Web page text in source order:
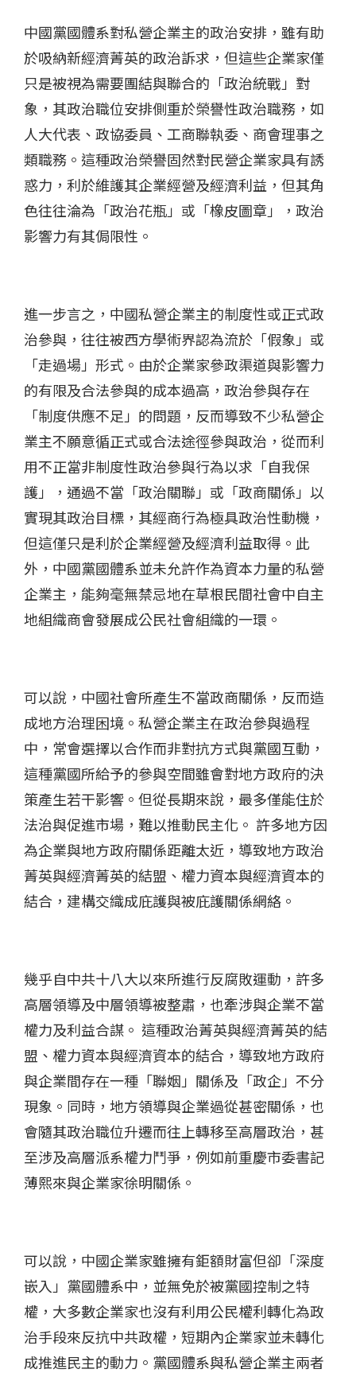
中國黨國體系對私營企業主的政治安排，雖有助
於吸納新經濟菁英的政治訴求，但這些企業家僅
只是被視為需要團結與聯合的「政治統戰」對
象，其政治職位安排側重於榮譽性政治職務，如
人大代表、政協委員、工商聯執委、商會理事之
類職務。這種政治榮譽固然對民營企業家具有誘
惑力，利於維護其企業經營及經濟利益，但其角
色往往淪為「政治花瓶」或「橡皮圖章」，政治
影響力有其侷限性。
進一步言之，中國私營企業主的制度性或正式政
治參與，往往被西方學術界認為流於「假象」或
「走過場」形式。由於企業家參政渠道與影響力
的有限及合法參與的成本過高，政治參與存在
「制度供應不足」的問題，反而導致不少私營企
業主不願意循正式或合法途徑參與政治，從而利
用不正當非制度性政治參與行為以求「自我保
護」，通過不當「政治關聯」或「政商關係」以
實現其政治目標，其經商行為極具政治性動機，
但這僅只是利於企業經營及經濟利益取得。此
外，中國黨國體系並未允許作為資本力量的私營
企業主，能夠毫無禁忌地在草根民間社會中自主
地組織商會發展成公民社會組織的一環。
可以說，中國社會所產生不當政商關係，反而造
成地方治理困境。私營企業主在政治參與過程
中，常會選擇以合作而非對抗方式與黨國互動，
這種黨國所給予的參與空間雖會對地方政府的決
策產生若干影響。但從長期來說，最多僅能住於
法治與促進市場，難以推動民主化。 許多地方因
為企業與地方政府關係距離太近，導致地方政治
菁英與經濟菁英的結盟、權力資本與經濟資本的
結合，建構交織成庇護與被庇護關係網絡。
幾乎自中共十八大以來所進行反腐敗運動，許多
高層領導及中層領導被整肅，也牽涉與企業不當
權力及利益合謀。 這種政治菁英與經濟菁英的結
盟、權力資本與經濟資本的結合，導致地方政府
與企業間存在一種「聯姻」關係及「政企」不分
現象。同時，地方領導與企業過從甚密關係，也
會隨其政治職位升遷而往上轉移至高層政治，甚
至涉及高層派系權力鬥爭，例如前重慶市委書記
薄熙來與企業家徐明關係。
可以說，中國企業家雖擁有鉅額財富但卻「深度
嵌入」黨國體系中，並無免於被黨國控制之特
權，大多數企業家也沒有利用公民權利轉化為政
治手段來反抗中共政權，短期內企業家並未轉化
成推進民主的動力。黨國體系與私營企業主兩者